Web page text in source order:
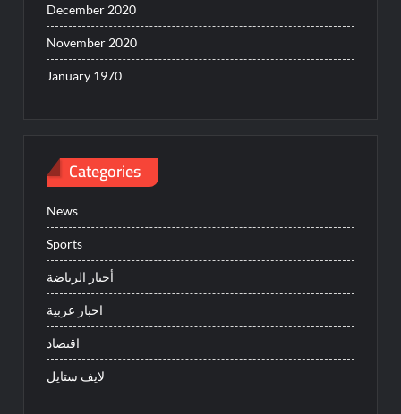
December 2020
November 2020
January 1970
Categories
News
Sports
أخبار الرياضة
اخبار عربية
اقتصاد
لايف ستايل